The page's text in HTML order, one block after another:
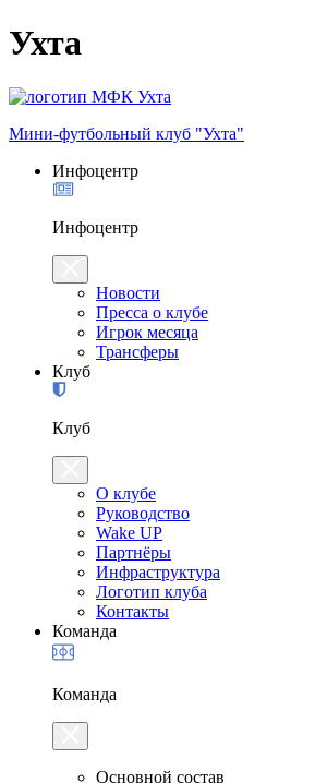
Ухта
Мини-футбольный клуб "Ухта"
Инфоцентр
Инфоцентр
Новости
Пресса о клубе
Игрок месяца
Трансферы
Клуб
Клуб
О клубе
Руководство
Wake UP
Партнёры
Инфраструктура
Логотип клуба
Контакты
Команда
Команда
Основной состав